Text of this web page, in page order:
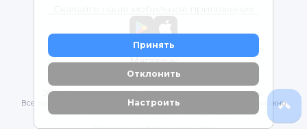
Принять
Отклонить
Настроить
Магазины
2012-2026 © ООО "ВОТОНЯ". Детские товары с доставкой
Все права защищены. Любое использование материалов возможно
только с письменного разрешения владельцев сайта.
Политика конфиденциальности